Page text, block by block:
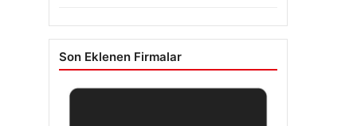
Son Eklenen Firmalar